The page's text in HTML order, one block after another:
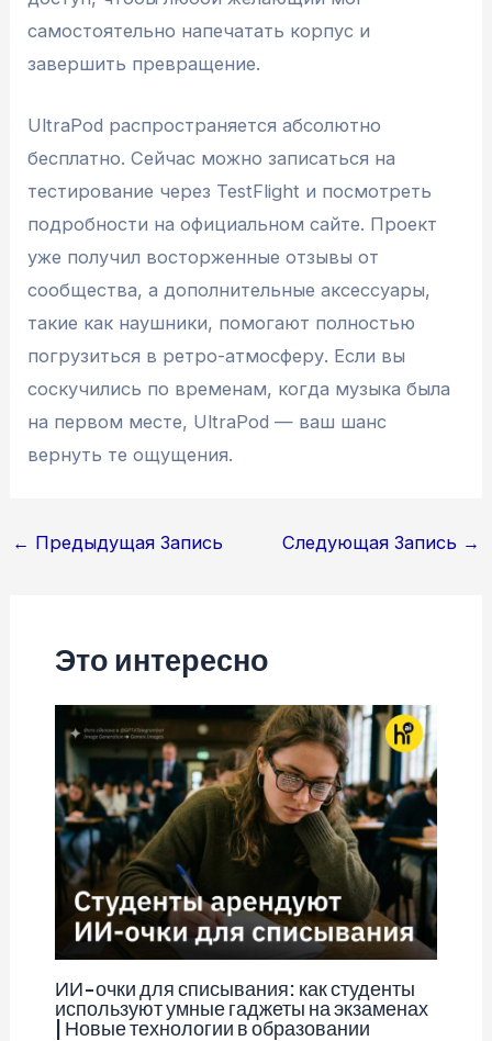
самостоятельно напечатать корпус и
завершить превращение.
UltraPod распространяется абсолютно
бесплатно. Сейчас можно записаться на
тестирование через TestFlight и посмотреть
подробности на официальном сайте. Проект
уже получил восторженные отзывы от
сообщества, а дополнительные аксессуары,
такие как наушники, помогают полностью
погрузиться в ретро-атмосферу. Если вы
соскучились по временам, когда музыка была
на первом месте, UltraPod — ваш шанс
вернуть те ощущения.
Навигация
← Предыдущая Запись Следующая Запись →
Это интересно
ИИ-очки для списывания: как студенты
используют умные гаджеты на экзаменах
| Новые технологии в образовании